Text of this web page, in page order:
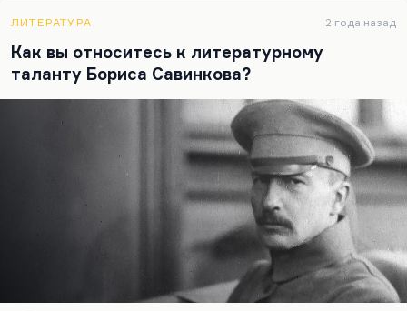
там глава о брате. Вот он был наделен
мистическим чувством местности, во-первых. Он
действительно чувствовал «гений места»; лучше,
чем кто бы то ни было из современников. А самое
главное – он обладал даром увлекательно…
ЛИТЕРАТУРА 2 года назад
Как вы относитесь к литературному
таланту Бориса Савинкова?